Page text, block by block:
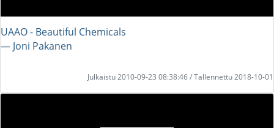
UAAO - Beautiful Chemicals
― Joni Pakanen
Julkaistu 2010-09-23 08:38:46 / Tallennettu 2018-10-01